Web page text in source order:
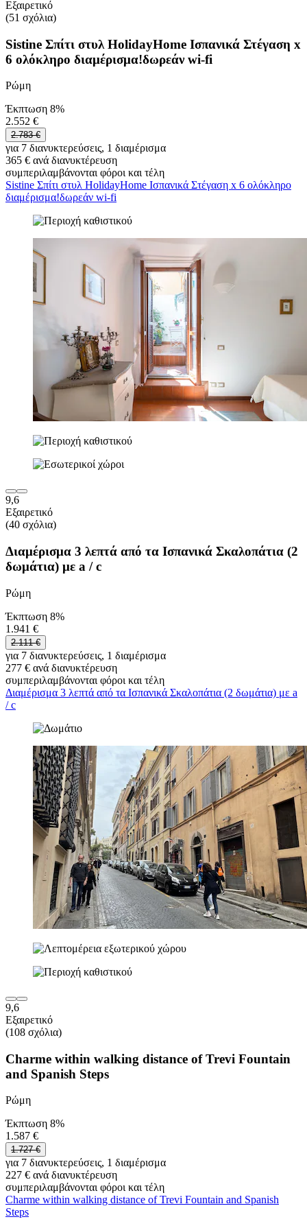
Εξαιρετικό
(51 σχόλια)
Sistine Σπίτι στυλ HolidayHome Ισπανικά Στέγαση x
6 ολόκληρο διαμέρισμα!δωρεάν wi-fi
Ρώμη
Έκπτωση 8%
2.552 €
2.783 €
για 7 διανυκτερεύσεις, 1 διαμέρισμα
365 € ανά διανυκτέρευση
συμπεριλαμβάνονται φόροι και τέλη
Sistine Σπίτι στυλ HolidayHome Ισπανικά Στέγαση x 6 ολόκληρο
διαμέρισμα!δωρεάν wi-fi
9,6
Εξαιρετικό
(40 σχόλια)
Διαμέρισμα 3 λεπτά από τα Ισπανικά Σκαλοπάτια (2
δωμάτια) με a / c
Ρώμη
Έκπτωση 8%
1.941 €
2.111 €
για 7 διανυκτερεύσεις, 1 διαμέρισμα
277 € ανά διανυκτέρευση
συμπεριλαμβάνονται φόροι και τέλη
Διαμέρισμα 3 λεπτά από τα Ισπανικά Σκαλοπάτια (2 δωμάτια) με a
/ c
9,6
Εξαιρετικό
(108 σχόλια)
Charme within walking distance of Trevi Fountain
and Spanish Steps
Ρώμη
Έκπτωση 8%
1.587 €
1.727 €
για 7 διανυκτερεύσεις, 1 διαμέρισμα
227 € ανά διανυκτέρευση
συμπεριλαμβάνονται φόροι και τέλη
Charme within walking distance of Trevi Fountain and Spanish
Steps